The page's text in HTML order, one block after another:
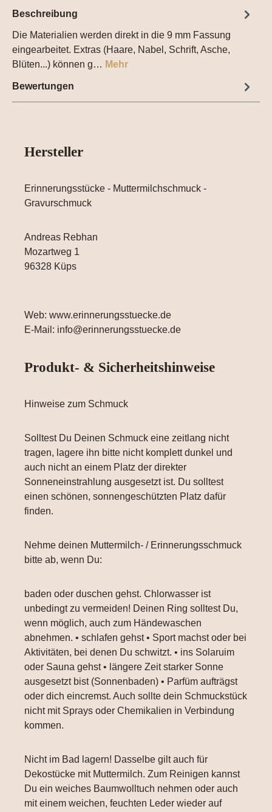
Beschreibung
Die Materialien werden direkt in die 9 mm Fassung
eingearbeitet. Extras (Haare, Nabel, Schrift, Asche,
Blüten...) können g… Mehr
Bewertungen
Hersteller
Erinnerungsstücke - Muttermilchschmuck -
Gravurschmuck
Andreas Rebhan
Mozartweg 1
96328 Küps
Web: www.erinnerungsstuecke.de
E-Mail: info@erinnerungsstuecke.de
Produkt- & Sicherheitshinweise
Hinweise zum Schmuck
Solltest Du Deinen Schmuck eine zeitlang nicht
tragen, lagere ihn bitte nicht komplett dunkel und
auch nicht an einem Platz der direkter
Sonneneinstrahlung ausgesetzt ist. Du solltest
einen schönen, sonnengeschützten Platz dafür
finden.
Nehme deinen Muttermilch- / Erinnerungsschmuck
bitte ab, wenn Du:
baden oder duschen gehst. Chlorwasser ist
unbedingt zu vermeiden! Deinen Ring solltest Du,
wenn möglich, auch zum Händewaschen
abnehmen. • schlafen gehst • Sport machst oder bei
Aktivitäten, bei denen Du schwitzt. • ins Solaruim
oder Sauna gehst • längere Zeit starker Sonne
ausgesetzt bist (Sonnenbaden) • Parfüm aufträgst
oder dich eincremst. Auch sollte dein Schmuckstück
nicht mit Sprays oder Chemikalien in Verbindung
kommen.
Nicht im Bad lagern! Dasselbe gilt auch für
Dekostücke mit Muttermilch. Zum Reinigen kannst
Du ein weiches Baumwolltuch nehmen oder auch
mit einem weichen, feuchten Leder wieder auf